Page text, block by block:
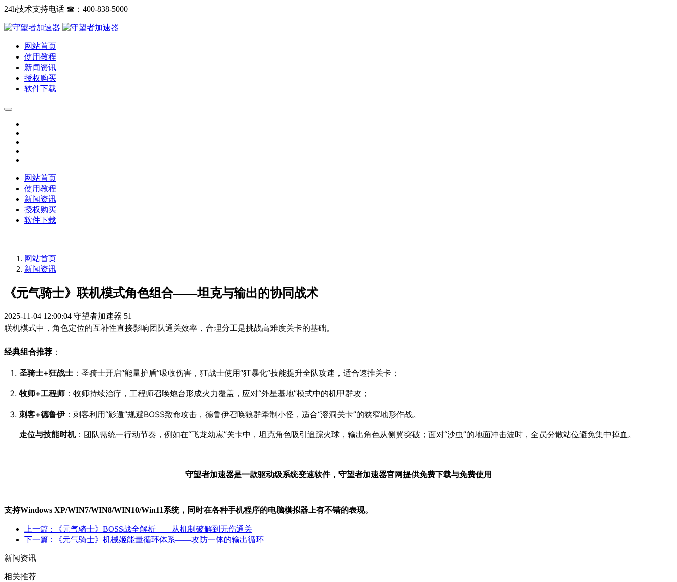
24h技术支持电话 ☎：400-838-5000
网站首页
使用教程
新闻资讯
授权购买
软件下载
网站首页
使用教程
新闻资讯
授权购买
软件下载
网站首页
新闻资讯
《元气骑士》联机模式角色组合——坦克与输出的协同战术
2025-11-04 12:00:04 守望者加速器 51
联机模式中，角色定位的互补性直接影响团队通关效率，合理分工是挑战高难度关卡的基础。
经典组合推荐 ：
圣骑士+狂战士 ：圣骑士开启“能量护盾”吸收伤害，狂战士使用“狂暴化”技能提升全队攻速，适合速推关卡；
牧师+工程师 ：牧师持续治疗，工程师召唤炮台形成火力覆盖，应对“外星基地”模式中的机甲群攻；
刺客+德鲁伊：刺客利用“影遁”规避BOSS致命攻击，德鲁伊召唤狼群牵制小怪，适合“溶洞关卡”的狭窄地形作战。
走位与技能时机：团队需统一行动节奏，例如在“飞龙幼崽”关卡中，坦克角色吸引追踪火球，输出角色从侧翼突破；面对“沙虫”的地面冲击波时，全员分散站位避免集中掉血。
守望者加速器是一款驱动级系统变速软件， 守望者加速器官网提供免费下载与免费使用
支持Windows XP/WIN7/WIN8/WIN10/Win11系统，同时在各种手机程序的电脑模拟器上有不错的表现。
上一篇 : 《元气骑士》BOSS战全解析——从机制破解到无伤通关
下一篇 : 《元气骑士》机械姬能量循环体系——攻防一体的输出循环
新闻资讯
相关推荐